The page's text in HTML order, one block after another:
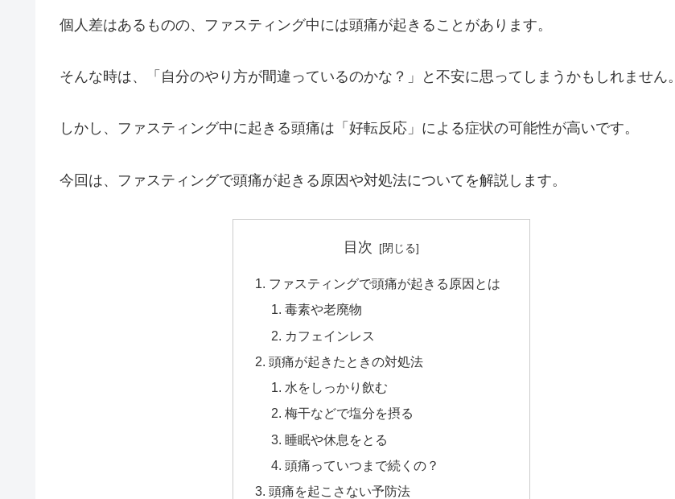
個人差はあるものの、ファスティング中には頭痛が起きることがあります。
そんな時は、「自分のやり方が間違っているのかな？」と不安に思ってしまうかもしれません。
しかし、ファスティング中に起きる頭痛は「好転反応」による症状の可能性が高いです。
今回は、ファスティングで頭痛が起きる原因や対処法についてを解説します。
目次
ファスティングで頭痛が起きる原因とは
毒素や老廃物
カフェインレス
頭痛が起きたときの対処法
水をしっかり飲む
梅干などで塩分を摂る
睡眠や休息をとる
頭痛っていつまで続くの？
頭痛を起こさない予防法